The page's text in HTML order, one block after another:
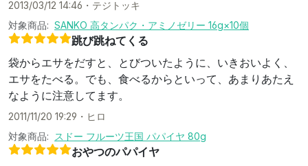
2013/03/12 14:46 ・ テジトッキ
対象商品: SANKO 高タンパク・アミノゼリー 16g×10個
跳び跳ねてくる
袋からエサをだすと、とびついたように、いきおいよく、
エサをたべる。でも、食べるからといって、あまりあたえ
なように注意してます。
2011/11/20 19:29 ・ ヒロ
対象商品:
スドー フルーツ王国 パパイヤ 80g
おやつのパパイヤ